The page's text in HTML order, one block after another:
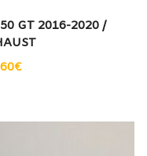
GT 2016-2020 /
€